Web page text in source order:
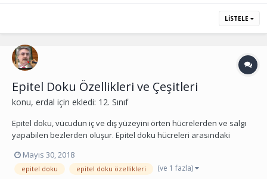
LISTELE
Epitel Doku Özellikleri ve Çeşitleri
konu, erdal için ekledi: 12. Sınıf
Epitel doku, vücudun iç ve dış yüzeyini örten hücrelerden ve salgı
yapabilen bezlerden oluşur. Epitel doku hücreleri arasındaki
nedenle beslenmesi temel bağ dokusundan difüzyonla sağlanır.
Epitel dokular yaptıkları görevlere göre;...
Mayıs 30, 2018
epitel doku epitel doku özellikleri (ve 1 fazla)